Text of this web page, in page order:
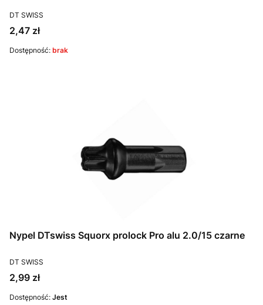
PRODUCENT
DT SWISS
Cena
2,47 zł
Dostępność: brak
Nypel DTswiss Squorx prolock Pro alu 2.0/15 czarne
PRODUCENT
DT SWISS
Cena
2,99 zł
Dostępność: Jest